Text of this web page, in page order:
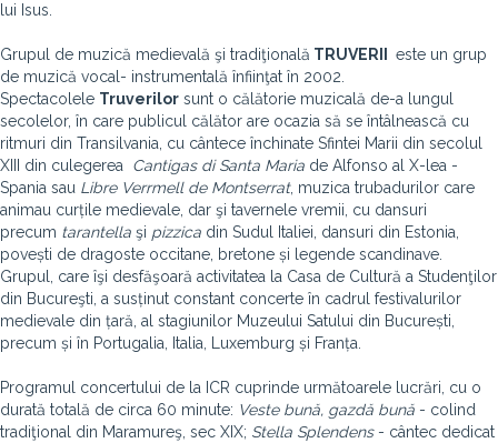
lui Isus.
Grupul de muzică medievală şi tradiţională TRUVERII
este un grup
de muzică vocal- instrumentală înfiinţat în 2002.
Spectacolele Truverilor sunt o călătorie muzicală de-a lungul
secolelor, în care publicul călător are ocazia să se întâlnească cu
ritmuri din Transilvania, cu cântece închinate Sfintei Marii din secolul
XIII din culegerea Cantigas di Santa Maria de Alfonso al X-lea -
Spania sau Libre Verrmell de Montserrat, muzica trubadurilor care
animau curțile medievale, dar şi tavernele vremii, cu dansuri
precum tarantella şi pizzica din Sudul Italiei, dansuri din Estonia,
povești de dragoste occitane, bretone și legende scandinave.
Grupul, care îşi desfăşoară activitatea la Casa de Cultură a Studenţilor
din Bucureşti, a susținut constant concerte în cadrul festivalurilor
medievale din țară, al stagiunilor Muzeului Satului din București,
precum și în Portugalia, Italia, Luxemburg și Franța.
Programul concertului de la ICR cuprinde următoarele lucrări, cu o
durată totală de circa 60 minute: Veste bună, gazdă bună - colind
tradiţional din Maramureş, sec XIX; Stella Splendens- cântec dedicat